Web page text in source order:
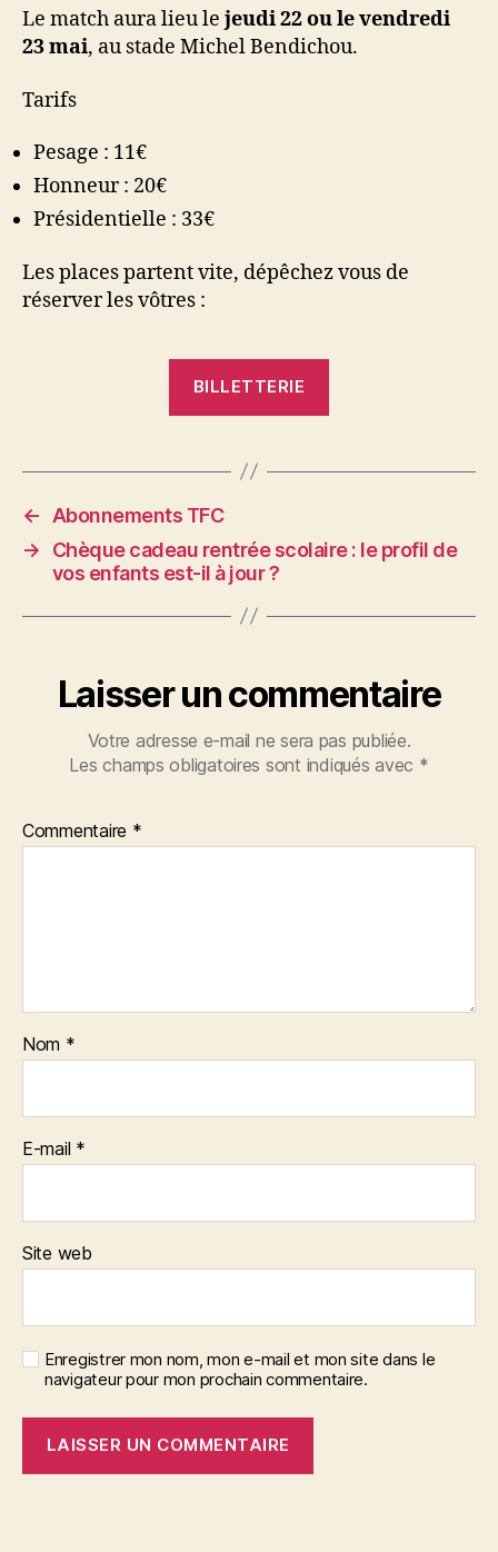
Le match aura lieu le jeudi 22 ou le vendredi
23 mai, au stade Michel Bendichou.
Tarifs
Pesage : 11€
Honneur : 20€
Présidentielle : 33€
Les places partent vite, dépêchez vous de
réserver les vôtres :
BILLETTERIE
←
Abonnements TFC
→
Chèque cadeau rentrée scolaire : le profil de
vos enfants est-il à jour ?
Laisser un commentaire
Votre adresse e-mail ne sera pas publiée.
Les champs obligatoires sont indiqués avec *
Commentaire *
Nom *
E-mail *
Site web
Enregistrer mon nom, mon e-mail et mon site dans le
navigateur pour mon prochain commentaire.